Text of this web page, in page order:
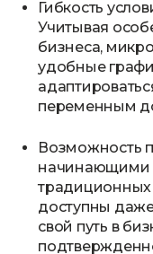
Гибкость
Учитывая
бизнеса,
удобные
переменным
Возможность
начинающими
доступны
свой путь в